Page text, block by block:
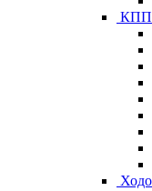
КПП